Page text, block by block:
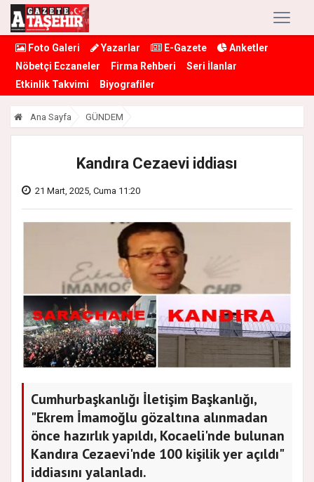
Foto Galeri Yazarlar E-Gazete
Anketler
Nöbetçi Eczaneler
Firma Rehberi
Seri İlanlar
Etkinlik Takvimi
Biyografiler
Ana Sayfa GÜNDEM
Kandıra Cezaevi iddiası
21 Mart, 2025, Cuma 11:20
Cumhurbaşkanlığı İletişim Başkanlığı,
"Ekrem İmamoğlu gözaltına alınmadan
önce hazırlık yapıldı, Kocaeli'nde bulunan
Kandıra Cezaevi'nde 100 kişilik yer açıldı"
iddiasını yalanladı.